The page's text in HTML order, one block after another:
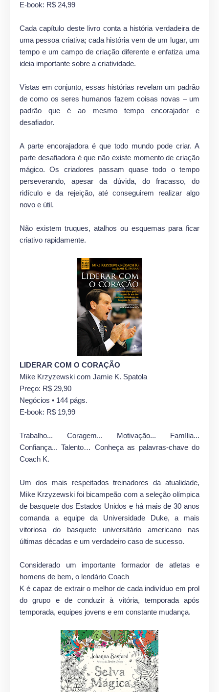
E-book: R$ 24,99
Cada capítulo deste livro conta a história verdadeira de
uma pessoa criativa; cada história vem de um lugar, um
tempo e um campo de criação diferente e enfatiza uma
ideia importante sobre a criatividade.
Vistas em conjunto, essas histórias revelam um padrão
de como os seres humanos fazem coisas novas – um
padrão que é ao mesmo tempo encorajador e
desafiador.
A parte encorajadora é que todo mundo pode criar. A
parte desafiadora é que não existe momento de criação
mágico. Os criadores passam quase todo o tempo
perseverando, apesar da dúvida, do fracasso, do
ridículo e da rejeição, até conseguirem realizar algo
novo e útil.
Não existem truques, atalhos ou esquemas para ficar
criativo rapidamente.
LIDERAR COM O CORAÇÃO
Mike Krzyzewski com Jamie K. Spatola
Preço: R$ 29,90
Negócios • 144 págs.
E-book: R$ 19,99
Trabalho... Coragem... Motivação... Família...
Confiança... Talento… Conheça as palavras-chave do
Coach K.
Um dos mais respeitados treinadores da atualidade,
Mike Krzyzewski foi bicampeão com a seleção olímpica
de basquete dos Estados Unidos e há mais de 30 anos
comanda a equipe da Universidade Duke, a mais
vitoriosa do basquete universitário americano nas
últimas décadas e um verdadeiro caso de sucesso.
Considerado um importante formador de atletas e
homens de bem, o lendário Coach
K é capaz de extrair o melhor de cada indivíduo em prol
do grupo e de conduzir à vitória, temporada após
temporada, equipes jovens e em constante mudança.